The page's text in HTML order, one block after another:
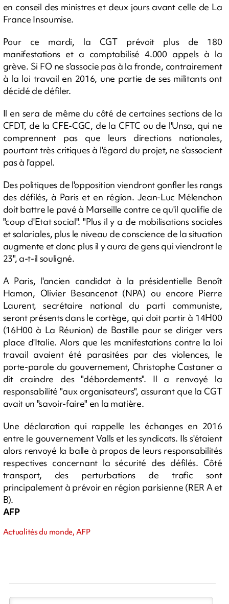
en conseil des ministres et deux jours avant celle de La
France Insoumise.
Pour ce mardi, la CGT prévoit plus de 180
manifestations et a comptabilisé 4.000 appels à la
grève. Si FO ne s'associe pas à la fronde, contrairement
à la loi travail en 2016, une partie de ses militants ont
décidé de défiler.
Il en sera de même du côté de certaines sections de la
CFDT, de la CFE-CGC, de la CFTC ou de l'Unsa, qui ne
comprennent pas que leurs directions nationales,
pourtant très critiques à l'égard du projet, ne s'associent
pas à l'appel.
Des politiques de l'opposition viendront gonfler les rangs
des défilés, à Paris et en région. Jean-Luc Mélenchon
doit battre le pavé à Marseille contre ce qu'il qualifie de
"coup d'Etat social". "Plus il y a de mobilisations sociales
et salariales, plus le niveau de conscience de la situation
augmente et donc plus il y aura de gens qui viendront le
23", a-t-il souligné.
A Paris, l'ancien candidat à la présidentielle Benoît
Hamon, Olivier Besancenot (NPA) ou encore Pierre
Laurent, secrétaire national du parti communiste,
seront présents dans le cortège, qui doit partir à 14H00
(16H00 à La Réunion) de Bastille pour se diriger vers
place d'Italie. Alors que les manifestations contre la loi
travail avaient été parasitées par des violences, le
porte-parole du gouvernement, Christophe Castaner a
dit craindre des "débordements". Il a renvoyé la
responsabilité "aux organisateurs", assurant que la CGT
avait un "savoir-faire" en la matière.
Une déclaration qui rappelle les échanges en 2016
entre le gouvernement Valls et les syndicats. Ils s'étaient
alors renvoyé la balle à propos de leurs responsabilités
respectives concernant la sécurité des défilés. Côté
transport, des perturbations de trafic sont
principalement à prévoir en région parisienne (RER A et
B).
AFP
Actualités du monde, AFP